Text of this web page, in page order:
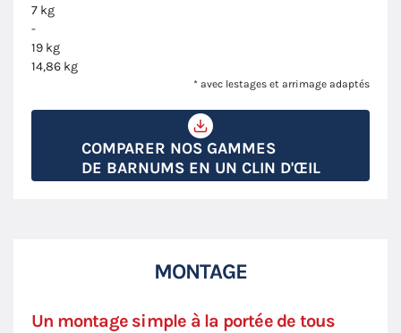
7 kg
-
19 kg
14,86 kg
* avec lestages et arrimage adaptés
COMPARER NOS GAMMES
DE BARNUMS EN UN CLIN D'ŒIL
MONTAGE
Un montage simple à la portée de tous